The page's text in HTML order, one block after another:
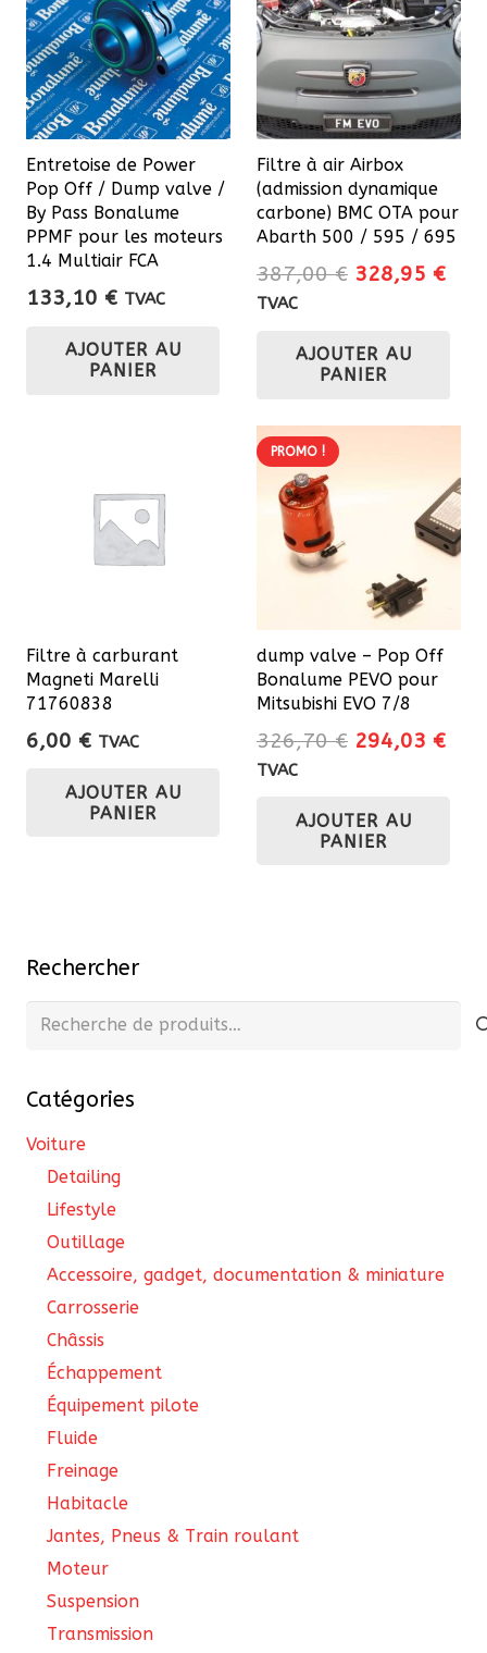
Entretoise de Power
Pop Off / Dump valve /
By Pass Bonalume
PPMF pour les moteurs
1.4 Multiair FCA
133,10 € TVAC
AJOUTER AU
PANIER
Filtre à air Airbox
(admission dynamique
carbone) BMC OTA pour
Abarth 500 / 595 / 695
387,00€ Le
était :
387,00 €.
328,95 €Le
TVAC
AJOUTER AU
PANIER
Filtre à carburant
Magneti Marelli
71760838
6,00 € TVAC
AJOUTER AU
PANIER
PROMO !
dump valve – Pop Off
Bonalume PEVO pour
Mitsubishi EVO 7/8
326,70€ Le
était :
326,70 €.
294,03 €Le
TVAC
AJOUTER AU
PANIER
Rechercher
Recherche
Catégories
Voiture
Detailing
Lifestyle
Outillage
Accessoire, gadget, documentation & miniature
Carrosserie
Châssis
Échappement
Équipement pilote
Fluide
Freinage
Habitacle
Jantes, Pneus & Train roulant
Moteur
Suspension
Transmission